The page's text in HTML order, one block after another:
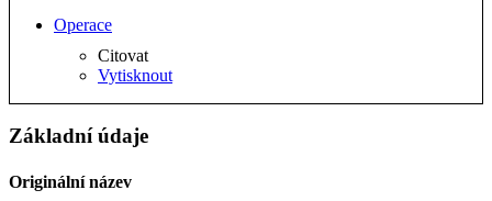
Operace
Citovat
Vytisknout
Základní údaje
Originální název